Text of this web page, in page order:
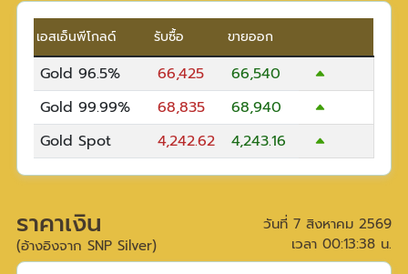
เอสเอ็นพีโกลด์ รับซื้อ ขายออก
Gold 96.5% 66,425
66,540
Gold 99.99%
68,835
68,940
Gold Spot
4,242.62 4,243.16
ราคาเงิน
(อ้างอิงจาก SNP Silver)
วันที่ 7 สิงหาคม 2569
เวลา 00:13:38น.